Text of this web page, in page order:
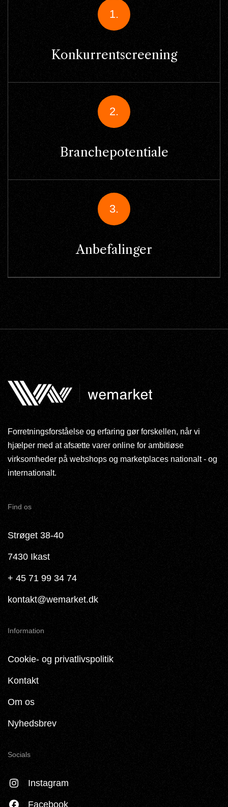
1.
Konkurrentscreening
2.
Branchepotentiale
3.
Anbefalinger
Forretningsforståelse og erfaring gør forskellen, når vi
hjælper med at afsætte varer online for ambitiøse
virksomheder på webshops og marketplaces nationalt - og
internationalt.
Find os
Strøget 38-40
7430 Ikast
+ 45 71 99 34 74
kontakt@wemarket.dk
Information
Cookie- og privatlivspolitik
Kontakt
Om os
Nyhedsbrev
Socials
Instagram
Facebook